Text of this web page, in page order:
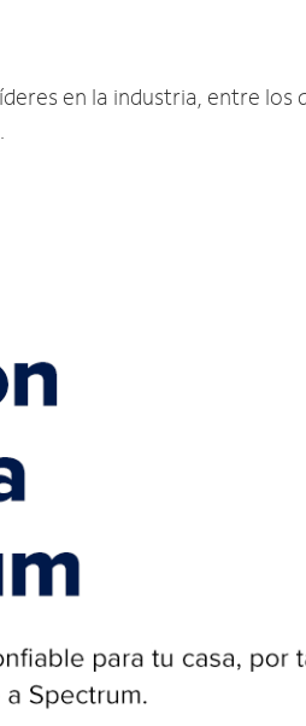
en la industria, entre